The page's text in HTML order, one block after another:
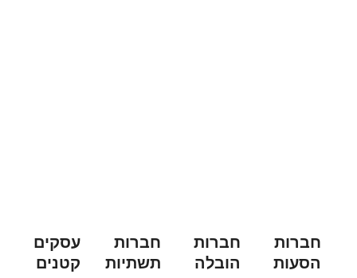
חברות
הסעות
חברות
הובלה
חברות
תשתיות
עסקים
קטנים